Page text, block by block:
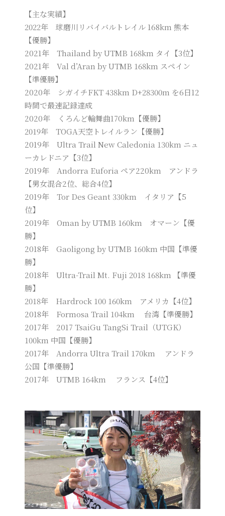
【主な実績】
2022年 球磨川リバイバルトレイル 168km 熊本
【優勝】
2021年 Thailand by UTMB 168km タイ【3位】
2021年 Val d’Aran by UTMB 168km スペイン
【準優勝】
2020年 シガイチFKT 438km D+28300m を6日12
時間で最速記録達成
2020年 くろんど輪舞曲170km【優勝】
2019年 TOGA天空トレイルラン【優勝】
2019年 Ultra Trail New Caledonia 130km ニュ
ーカレドニア【3位】
2019年 Andorra Euforia ペア220km アンドラ
【男女混合2位、総合4位】
2019年 Tor Des Geant 330km イタリア【5
位】
2019年 Oman by UTMB 160km オマーン【優
勝】
2018年 Gaoligong by UTMB 160km 中国【準優
勝】
2018年 Ultra-Trail Mt. Fuji 2018 168km 【準優
勝】
2018年 Hardrock 100 160km アメリカ【4位】
2018年 Formosa Trail 104km 台湾【準優勝】
2017年 2017 TsaiGu TangSi Trail（UTGK）
100km 中国【優勝】
2017年 Andorra Ultra Trail 170km アンドラ
公国【準優勝】
2017年 UTMB 164km フランス【4位】